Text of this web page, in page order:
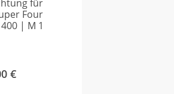
für
Four
| M 1
€